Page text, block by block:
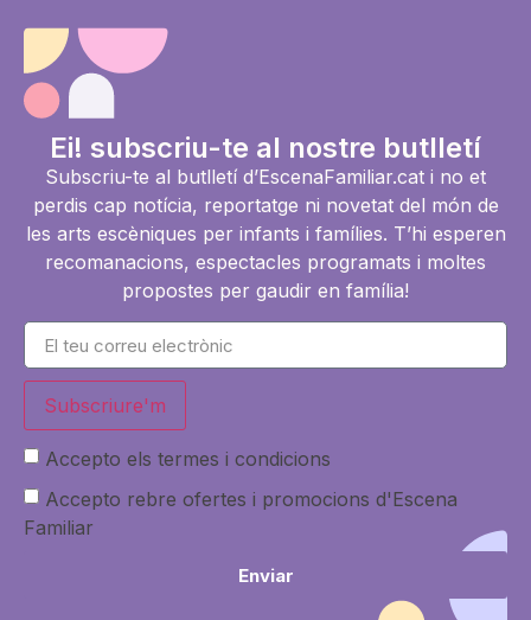
Ei! subscriu-te al nostre butlletí
Subscriu-te al butlletí d’EscenaFamiliar.cat i no et
perdis cap notícia, reportatge ni novetat del món de
les arts escèniques per infants i famílies. T’hi esperen
recomanacions, espectacles programats i moltes
propostes per gaudir en família!
Subscriure'm
Accepto els termes i condicions
Accepto rebre ofertes i promocions d'Escena
Familiar
Enviar